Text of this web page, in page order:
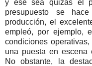
y ese sea quizás el
presupuesto se
producción, el
empleó, por ejemplo,
condiciones
una puesta en escena
No obstante, la